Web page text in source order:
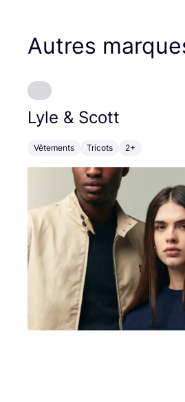
Autres
Lyle & Scott
Vêtements Tricots 2+